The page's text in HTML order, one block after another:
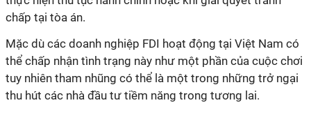
chấp tại tòa án.
Mặc dù các doanh nghiệp FDI hoạt động tại Việt Nam có
thể chấp nhận tình trạng này như một phần của cuộc chơi
tuy nhiên tham nhũng có thể là một trong những trở ngại
thu hút các nhà đầu tư tiềm năng trong tương lai.